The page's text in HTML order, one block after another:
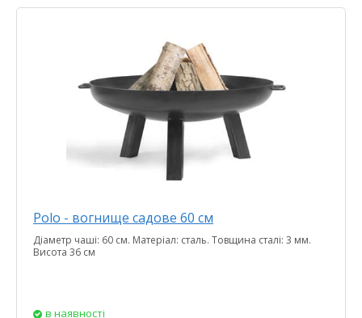
Polo - вогнище садове 60 см
Діаметр чаші: 60 см. Матеріал: сталь. Товщина сталі: 3 мм.
Висота 36 см
в наявності